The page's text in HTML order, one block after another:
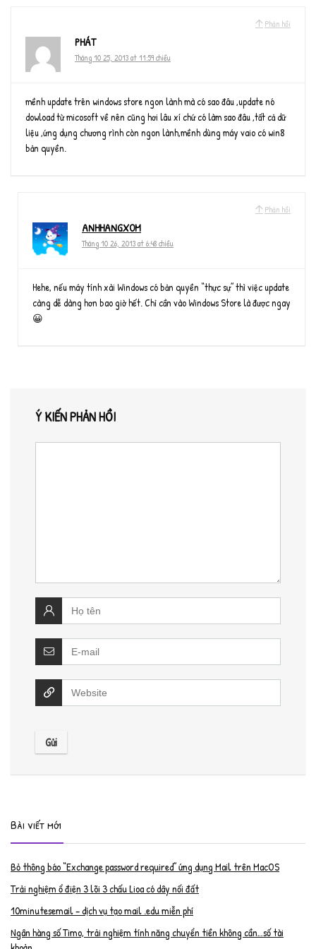
Phản hồi
PHÁT
Tháng 10 25, 2013 at 11:59 chiều
mềnh update trên windows store ngon lành mà có sao đâu ,update nó
dowload từ micosoft về nên cũng hơi lâu xí chứ có làm sao đâu ,tất cả dữ
liệu ,ứng dụng chương rình còn ngon lành,mềnh dùng máy vaio có win8
bản quyền.
Phản hồi
ANHHANGXOM
Tháng 10 26, 2013 at 6:48 chiều
Hehe, nếu máy tính xài Windows có bản quyền “thực sự” thì việc update
càng dễ dàng hơn bao giờ hết. Chỉ cần vào Windows Store là được ngay
😀
Ý KIẾN PHẢN HỒI
Bài viết mới
Bỏ thông báo “Exchange password required” ứng dụng Mail trên MacOS
Trải nghiệm ổ điện 3 lõi 3 chấu Lioa có dây nối đất
10minutesemail – dịch vụ tạo mail .edu miễn phí
Ngân hàng số Timo, trải nghiệm tính năng chuyển tiền không cần…số tài